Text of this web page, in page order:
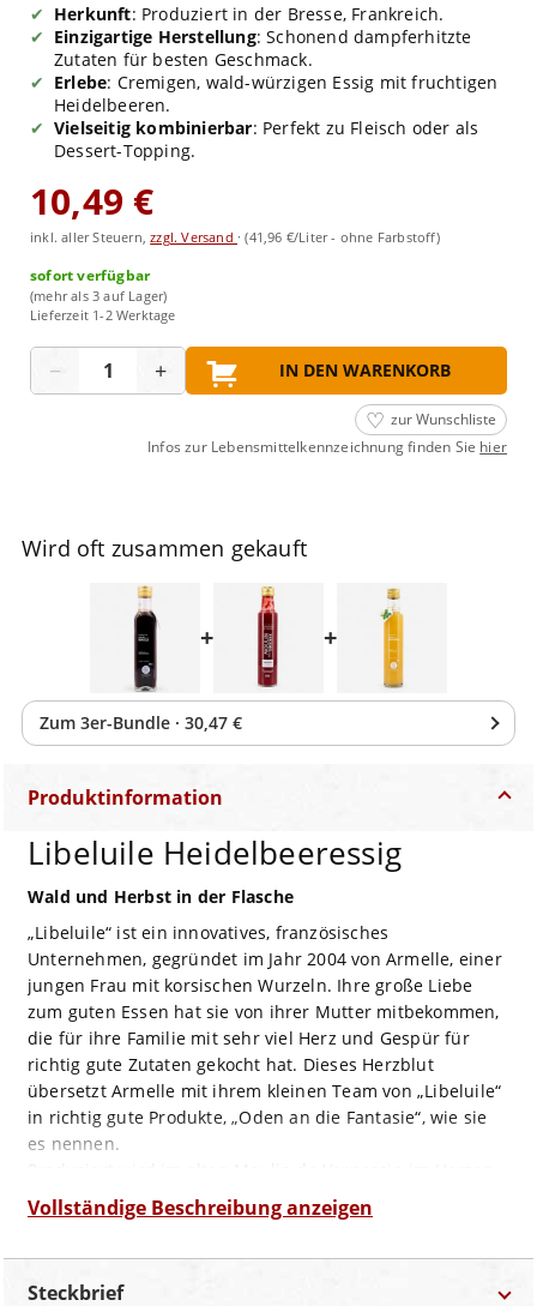
Herkunft: Produziert in der Bresse, Frankreich.
Einzigartige Herstellung: Schonend dampferhitzte
Zutaten für besten Geschmack.
Erlebe: Cremigen, wald-würzigen Essig mit fruchtigen
Heidelbeeren.
Vielseitig kombinierbar: Perfekt zu Fleisch oder als
Dessert-Topping.
10,49 €
inkl. aller Steuern,zzgl. Versand ·(41,96 €/Liter - ohne Farbstoff)
sofort verfügbar
(mehr als 3 auf Lager)
Lieferzeit 1-2 Werktage
− + IN DEN WARENKORB
zur Wunschliste
Infos zur Lebensmittelkennzeichnung finden Sie hier
Wird oft zusammen gekauft
+ +
Zum 3er-Bundle · 30,47 €
Produktinformation
Libeluile Heidelbeeressig
Wald und Herbst in der Flasche
„Libeluile“ ist ein innovatives, französisches
Unternehmen, gegründet im Jahr 2004 von Armelle, einer
jungen Frau mit korsischen Wurzeln. Ihre große Liebe
zum guten Essen hat sie von ihrer Mutter mitbekommen,
die für ihre Familie mit sehr viel Herz und Gespür für
richtig gute Zutaten gekocht hat. Dieses Herzblut
übersetzt Armelle mit ihrem kleinen Team von „Libeluile“
in richtig gute Produkte, „Oden an die Fantasie“, wie sie
es nennen.
der Bresse. Verwendet werden nur Fair Trade-Zutaten
aus ethischer Produktion und das auch nur in den
Vollständige Beschreibung anzeigen
Steckbrief